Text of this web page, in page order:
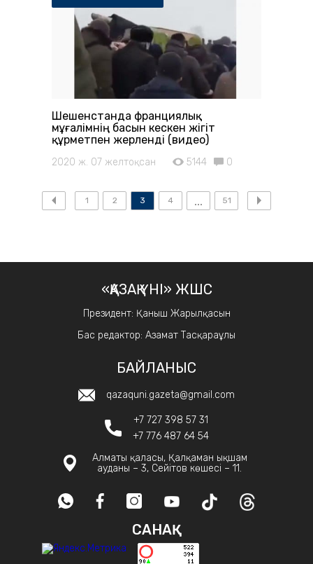
Шешенстанда франциялық
мұғалімнің басын кескен жігіт
құрметпен жерленді (видео)
2020 ж. 07 желтоқсан 5144 0
1 2 3 4 51
«ҚАЗАҚ ҮНІ» ЖШС
Президент: Қаныш Жарылқасын
Бас редактор: Азамат Тасқараұлы
БАЙЛАНЫС
qazaquni.gazeta@gmail.com
+7 727 398 57 31
+7 776 487 64 54
Алматы қаласы, Қалқаман ықшам
ауданы – 3, Сейітов көшесі – 11.
САНАҚ